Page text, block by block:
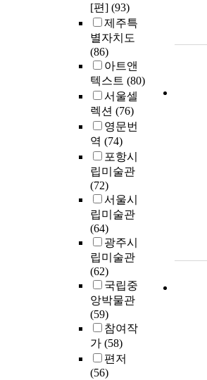
[편] (93)
제주특
별자치도
(86)
아트앤
텍스트 (80)
서울셀
렉션 (76)
영문번
역 (74)
포항시
립미술관
(72)
서울시
립미술관
(64)
광주시
립미술관
(62)
국립중
앙박물관
(59)
참여작
가 (58)
편저
(56)